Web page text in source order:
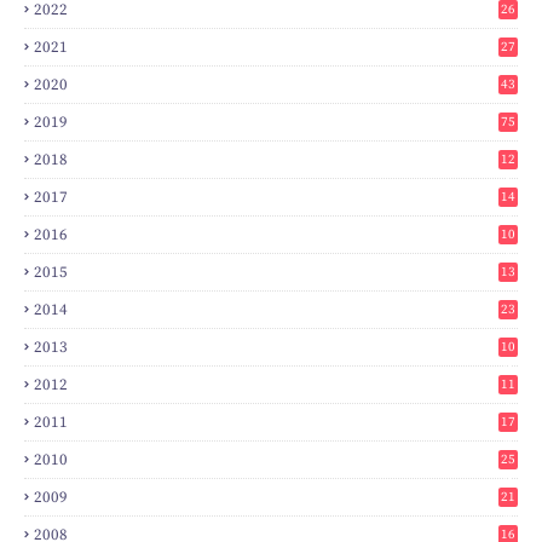
2022 26
2021 27
2020 43
2019 75
2018
12
8
2017
14
2016
10
3
2015
13
7
2014
23
2
2013
10
0
2012
11
3
2011
17
2010
25
0
2009
21
2008
16